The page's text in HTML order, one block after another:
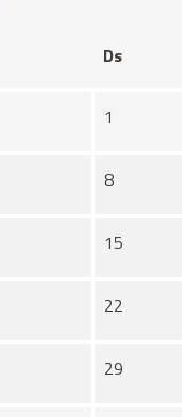
Ds
1
8
15
22
29